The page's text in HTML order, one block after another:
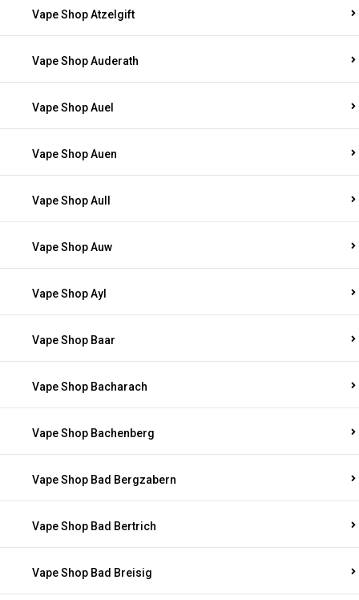
Vape Shop Atzelgift
Vape Shop Auderath
Vape Shop Auel
Vape Shop Auen
Vape Shop Aull
Vape Shop Auw
Vape Shop Ayl
Vape Shop Baar
Vape Shop Bacharach
Vape Shop Bachenberg
Vape Shop Bad Bergzabern
Vape Shop Bad Bertrich
Vape Shop Bad Breisig